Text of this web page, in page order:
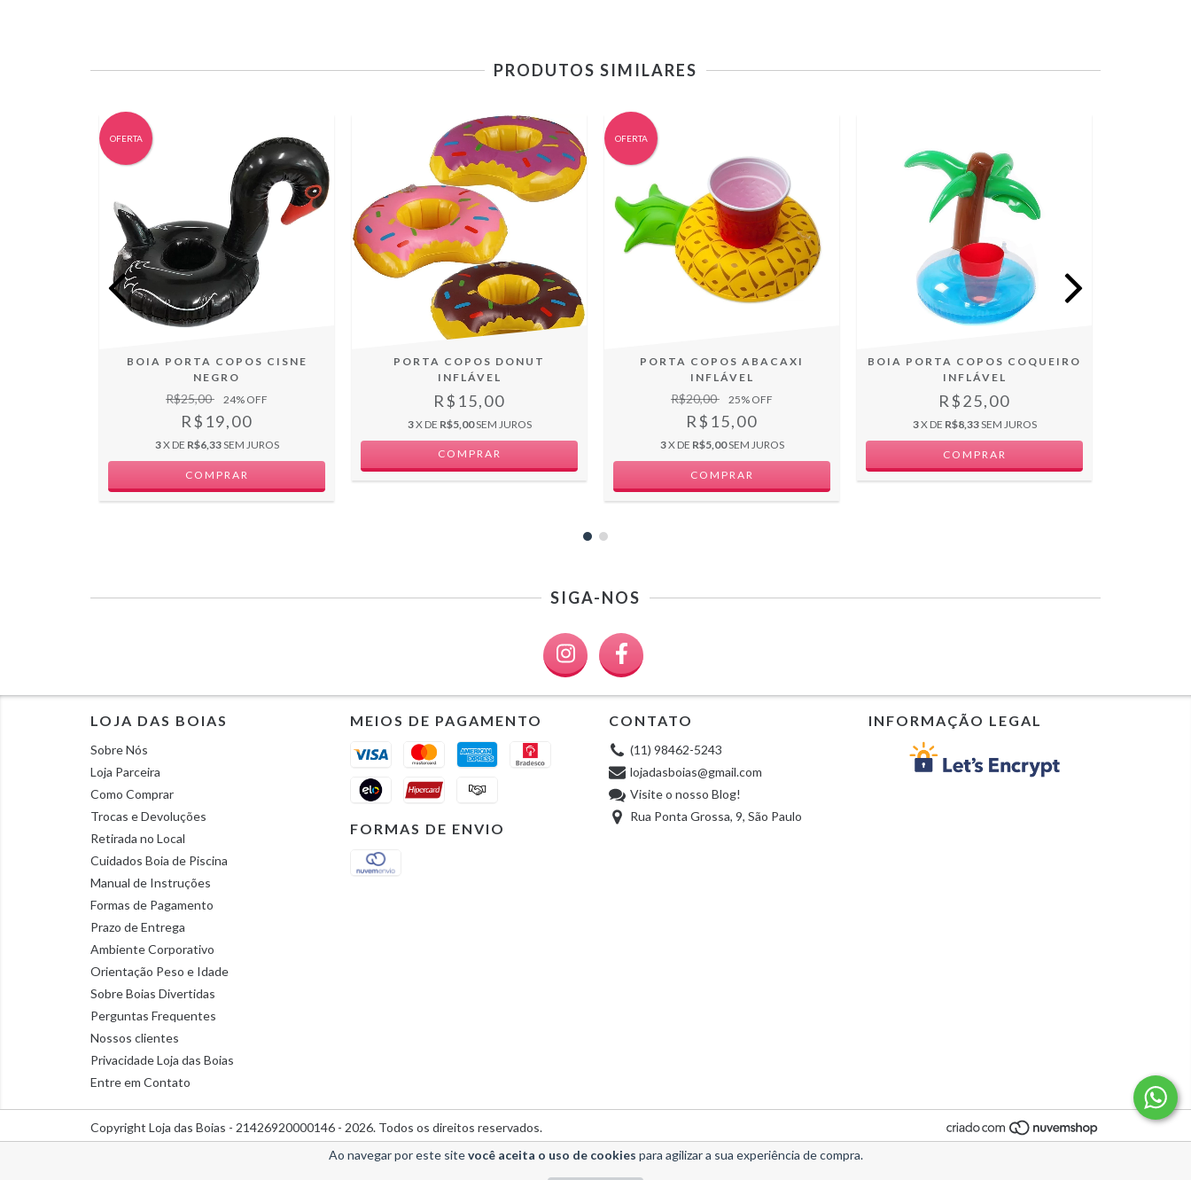
Ao navegar por este sitevocê aceita o uso de cookies para agilizar a sua experiência de compra.
PRODUTOS SIMILARES
OFERTA
BOIA PORTA COPOS CISNE
NEGRO
R$25,00 24% OFF
R$19,00
3X DE R$6,33SEM JUROS
PORTA COPOS DONUT
INFLÁVEL
R$15,00
3X DE R$5,00SEM JUROS
COMPRAR
OFERTA
PORTA COPOS ABACAXI
INFLÁVEL
R$20,00 25% OFF
R$15,00
3X DE R$5,00SEM JUROS
BOIA PORTA COPOS COQUEIRO
INFLÁVEL
R$25,00
3X DE R$8,33SEM JUROS
SIGA-NOS
LOJA DAS BOIAS
Sobre Nós
Loja Parceira
Como Comprar
Trocas e Devoluções
Retirada no Local
Cuidados Boia de Piscina
Manual de Instruções
Formas de Pagamento
Prazo de Entrega
Ambiente Corporativo
Orientação Peso e Idade
Sobre Boias Divertidas
Perguntas Frequentes
Nossos clientes
Privacidade Loja das Boias
Entre em Contato
MEIOS DE PAGAMENTO
FORMAS DE ENVIO
CONTATO
(11) 98462-5243
lojadasboias@gmail.com
Visite o nosso Blog!
Rua Ponta Grossa, 9, São Paulo
INFORMAÇÃO LEGAL
Copyright Loja das Boias - 21426920000146 - 2026. Todos os direitos reservados.